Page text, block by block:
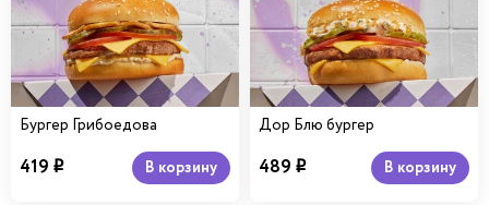
Бургер Грибоедова
419 i В корзину
Дор Блю бургер
489 i В корзину